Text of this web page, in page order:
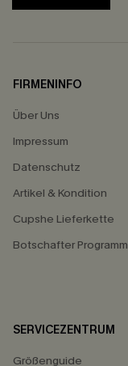
FIRMENINFO
Über Uns
Impressum
Datenschutz
Artikel & Kondition
Cupshe Lieferkette
Botschafter Programm
SERVICEZENTRUM
Größenguide